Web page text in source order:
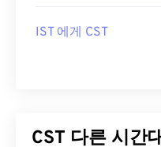
IST 에게 CST
CST 다른 시간